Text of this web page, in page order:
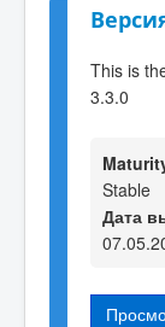
This is
3.3.0
Stable
Дата